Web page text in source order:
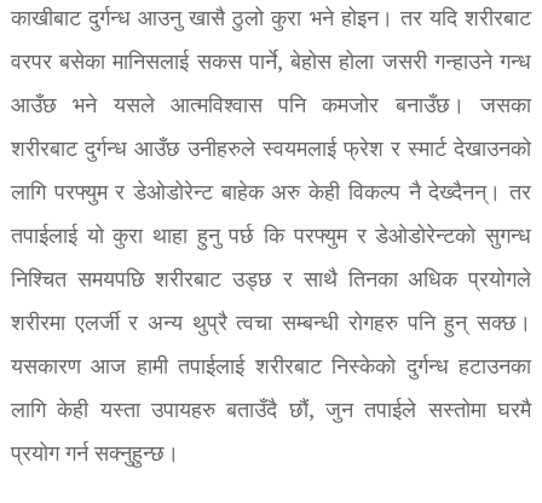
काखीबाट दुर्गन्ध आउनु खासै ठुलो कुरा भने होइन। तर यदि शरीरबाट
वरपर बसेका मानिसलाई सकस पार्ने, बेहोस होला जसरी गन्हाउने गन्ध
आउँछ भने यसले आत्मविश्वास पनि कमजोर बनाउँछ। जसका
शरीरबाट दुर्गन्ध आउँछ उनीहरुले स्वयमलाई फ्रेश र स्मार्ट देखाउनको
लागि परफ्युम र डेओडोरेन्ट बाहेक अरु केही विकल्प नै देख्दैनन्। तर
तपाईलाई यो कुरा थाहा हुनु पर्छ कि परफ्युम र डेओडोरेन्टको सुगन्ध
निश्चित समयपछि शरीरबाट उड्छ र साथै तिनका अधिक प्रयोगले
शरीरमा एलर्जी र अन्य थुप्रै त्वचा सम्बन्धी रोगहरु पनि हुन् सक्छ।
यसकारण आज हामी तपाईलाई शरीरबाट निस्केको दुर्गन्ध हटाउनका
लागि केही यस्ता उपायहरु बताउँदै छौं, जुन तपाईले सस्तोमा घरमै
प्रयोग गर्न सक्नुहुन्छ।